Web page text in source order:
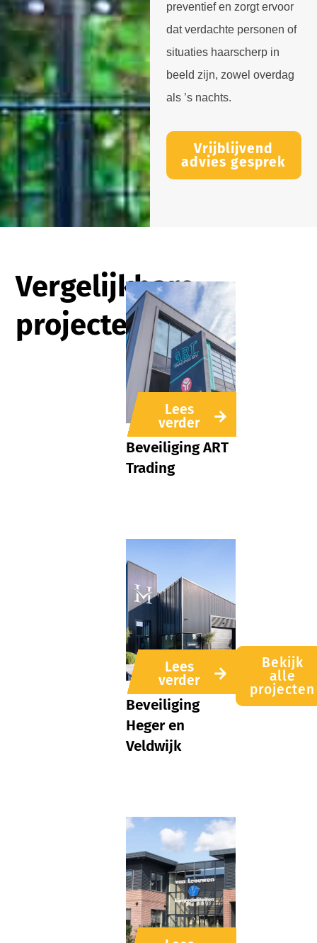
preventief en zorgt ervoor
dat verdachte personen of
situaties haarscherp in
beeld zijn, zowel overdag
als ’s nachts.
Vrijblijvend
advies gesprek
Vergelijkbare
projecten
Lees
verder
Beveiliging ART
Trading
Lees
verder
Beveiliging
Heger en
Veldwijk
Bekijk
alle
projecten